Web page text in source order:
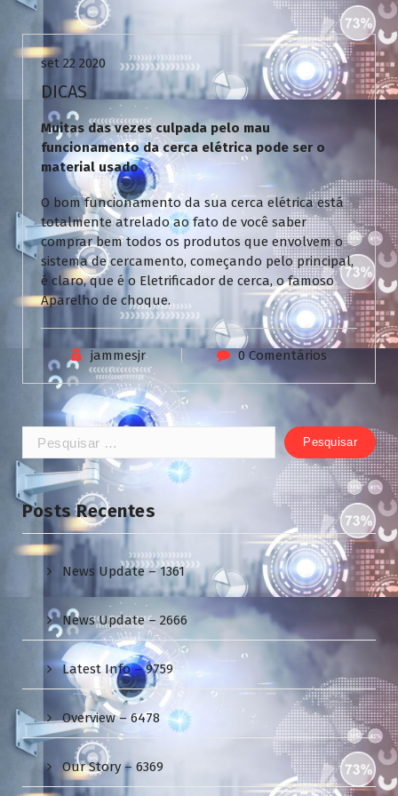
Uncategorized
set 22 2020
DICAS
Muitas das vezes culpada pelo mau
funcionamento da cerca elétrica pode ser o
material usado
O bom funcionamento da sua cerca elétrica está
totalmente atrelado ao fato de você saber
comprar bem todos os produtos que envolvem o
sistema de cercamento, começando pelo principal,
é claro, que é o Eletrificador de cerca, o famoso
Aparelho de choque.
jammesjr 0 Comentários
Pesquisar
por:
Posts Recentes
News Update – 1361
News Update – 2666
Latest Info – 9759
Overview – 6478
Our Story – 6369